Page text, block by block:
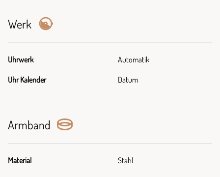
Werk
Uhrwerk Automatik
Uhr Kalender Datum
Armband
Material Stahl